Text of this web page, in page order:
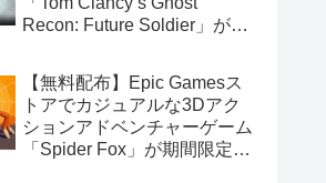
Recon: Future Soldier」が期
Connect版）
【無料配布】Epic Gamesス
トアでカジュアルな3Dアク
ションアドベンチャーゲーム
「Spider Fox」が期間限定で